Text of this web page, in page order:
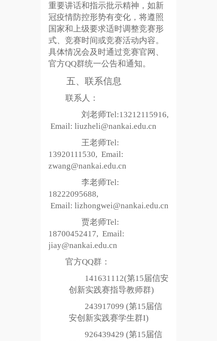
重要讲话和指示批示精神，如新
冠疫情防控形势有变化，将遵照
国家和上级要求适时调整竞赛形
式、竞赛时间或竞赛活动内容。
具体情况会及时通过竞赛官网、
官方QQ群统一公告和通知。
五、联系信息
联系人：
刘老师Tel:13212115916,
Email: liuzheli@nankai.edu.cn
王老师Tel:
13920111530, Email:
zwang@nankai.edu.cn
李老师Tel:
18222095688,
Email: lizhongwei@nankai.edu.cn
贾老师Tel:
18700452417, Email:
jiay@nankai.edu.cn
官方QQ群：
141631112(第15届信安
创新实践赛指导教师群)
243917099 (第15届信
安创新实践赛学生群I)
926439429 (第15届信